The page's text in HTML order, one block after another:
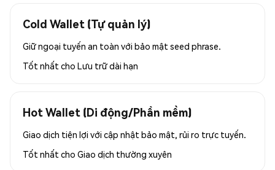
Cold Wallet (Tự quản lý)
Giữ ngoại tuyến an toàn với bảo mật seed phrase.
Tốt nhất cho Lưu trữ dài hạn
Hot Wallet (Di động/Phần mềm)
Giao dịch tiện lợi với cập nhật bảo mật, rủi ro trực tuyến.
Tốt nhất cho Giao dịch thường xuyên